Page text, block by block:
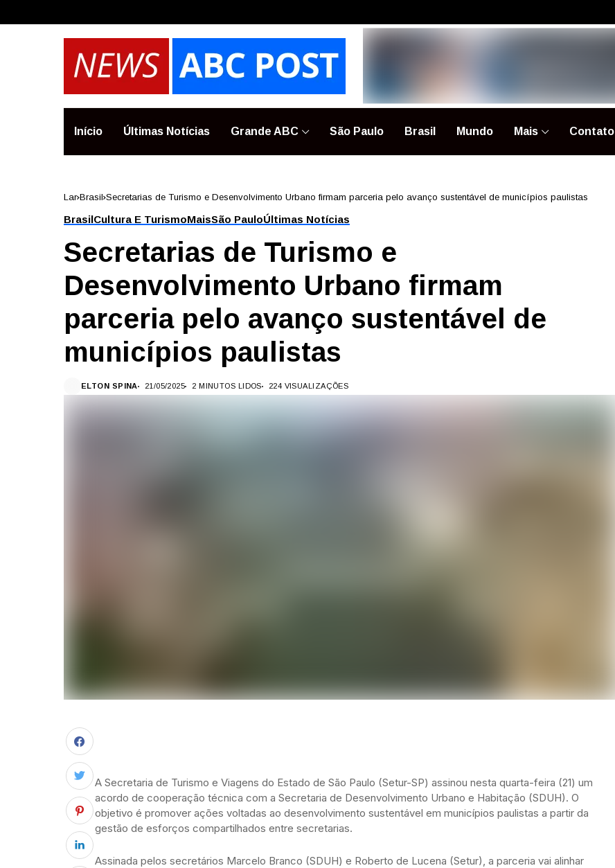
Início Últimas Notícias Grande ABC São Paulo Brasil Mundo Mais Contato
Lar Brasil Secretarias de Turismo e Desenvolvimento Urbano firmam parceria pelo avanço sustentável de municípios paulistas
BrasilCultura E TurismoMaisSão PauloÚltimas Notícias
Secretarias de Turismo e
Desenvolvimento Urbano firmam
parceria pelo avanço sustentável de
municípios paulistas
ELTON SPINA 21/05/2025 2 MINUTOS LIDOS 224 VISUALIZAÇÕES
A Secretaria de Turismo e Viagens do Estado de São Paulo (Setur-SP) assinou nesta quarta-feira (21) um
acordo de cooperação técnica com a Secretaria de Desenvolvimento Urbano e Habitação (SDUH). O
objetivo é promover ações voltadas ao desenvolvimento sustentável em municípios paulistas a partir da
gestão de esforços compartilhados entre secretarias.
Assinada pelos secretários Marcelo Branco (SDUH) e Roberto de Lucena (Setur), a parceria vai alinhar